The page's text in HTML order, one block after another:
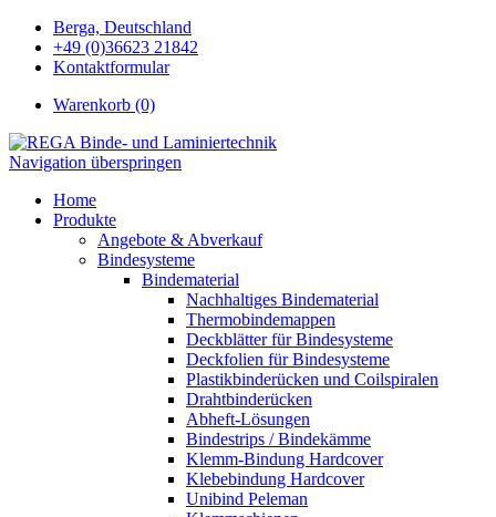
Berga, Deutschland
+49 (0)36623 21842
Kontaktformular
Warenkorb (0)
Navigation überspringen
Home
Produkte
Angebote & Abverkauf
Bindesysteme
Bindematerial
Nachhaltiges Bindematerial
Thermobindemappen
Deckblätter für Bindesysteme
Deckfolien für Bindesysteme
Plastikbinderücken und Coilspiralen
Drahtbinderücken
Abheft-Lösungen
Bindestrips / Bindekämme
Klemm-Bindung Hardcover
Klebebindung Hardcover
Unibind Peleman